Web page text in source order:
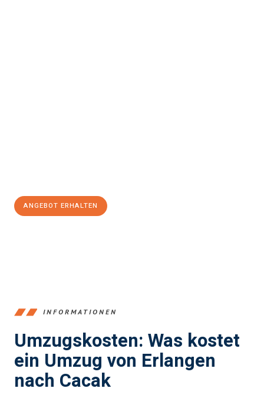
ANGEBOT ERHALTEN
INFORMATIONEN
Umzugskosten: Was kostet
ein Umzug von Erlangen
nach Cacak